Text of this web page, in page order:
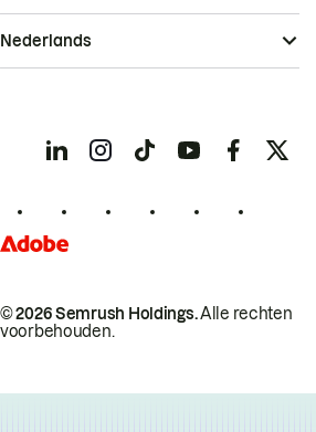
© 2026 Semrush Holdings.Alle rechten
voorbehouden.
Nederlands